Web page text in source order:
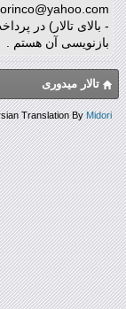
- بالای تالار) در
بازنویسی آن هستم .
تالار میدوری
Translation ByMidori